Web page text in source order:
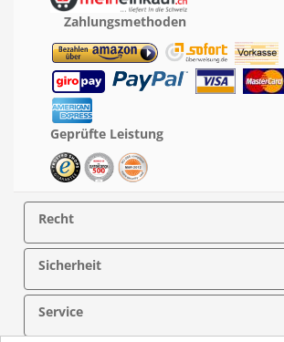
Zahlungsmethoden
Geprüfte Leistung
Recht
Sicherheit
Service